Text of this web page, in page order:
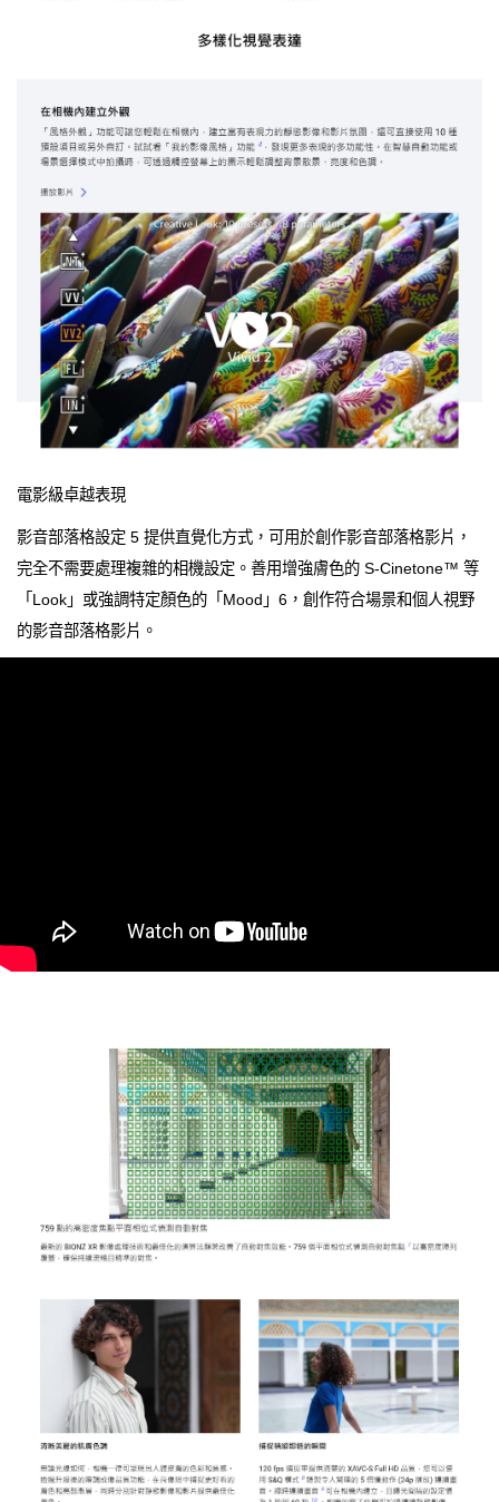
電影級卓越表現
影音部落格設定 5 提供直覺化方式，可用於創作影音部落格影片，
完全不需要處理複雜的相機設定。善用增強膚色的 S-Cinetone™ 等
「Look」或強調特定顏色的「Mood」6，創作符合場景和個人視野
的影音部落格影片。